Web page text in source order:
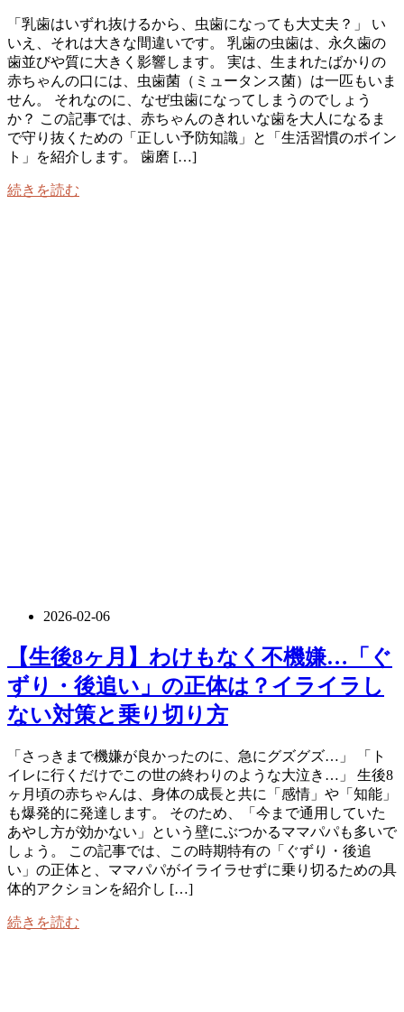
「乳歯はいずれ抜けるから、虫歯になっても大丈夫？」 い
いえ、それは大きな間違いです。 乳歯の虫歯は、永久歯の
歯並びや質に大きく影響します。 実は、生まれたばかりの
赤ちゃんの口には、虫歯菌（ミュータンス菌）は一匹もいま
せん。 それなのに、なぜ虫歯になってしまうのでしょう
か？ この記事では、赤ちゃんのきれいな歯を大人になるま
で守り抜くための「正しい予防知識」と「生活習慣のポイン
ト」を紹介します。 歯磨 […]
続きを読む
2026-02-06
【生後8ヶ月】わけもなく不機嫌…「ぐ
ずり・後追い」の正体は？イライラし
ない対策と乗り切り方
「さっきまで機嫌が良かったのに、急にグズグズ…」 「ト
イレに行くだけでこの世の終わりのような大泣き…」 生後8
ヶ月頃の赤ちゃんは、身体の成長と共に「感情」や「知能」
も爆発的に発達します。 そのため、「今まで通用していた
あやし方が効かない」という壁にぶつかるママパパも多いで
しょう。 この記事では、この時期特有の「ぐずり・後追
い」の正体と、ママパパがイライラせずに乗り切るための具
体的アクションを紹介し […]
続きを読む